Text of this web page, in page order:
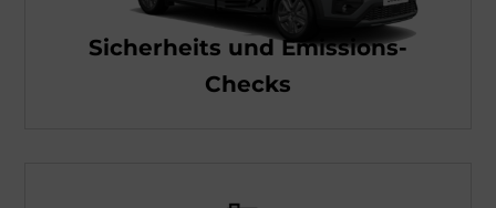
Sicherheits und Emissions-
Checks